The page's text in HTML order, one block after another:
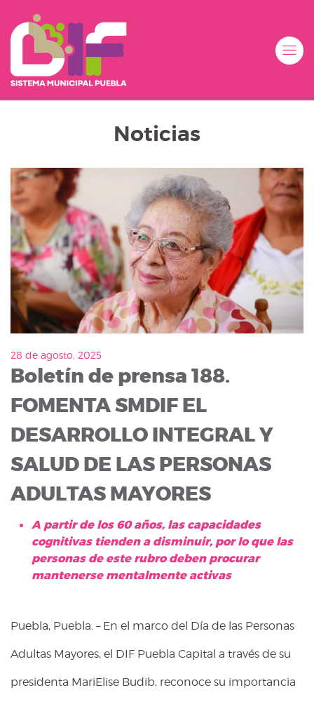
Noticias
28 de agosto, 2025
Boletín de prensa 188.
FOMENTA SMDIF EL
DESARROLLO INTEGRAL Y
SALUD DE LAS PERSONAS
ADULTAS MAYORES
A partir de los 60 años, las capacidades
cognitivas tienden a disminuir, por lo que las
personas de este rubro deben procurar
mantenerse mentalmente activas
Puebla, Puebla. – En el marco del Día de las Personas
Adultas Mayores, el DIF Puebla Capital a través de su
presidenta MariElise Budib, reconoce su importancia